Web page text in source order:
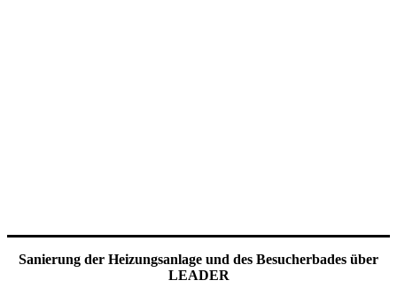
Sanierung der Heizungsanlage und des Besucherbades über
LEADER